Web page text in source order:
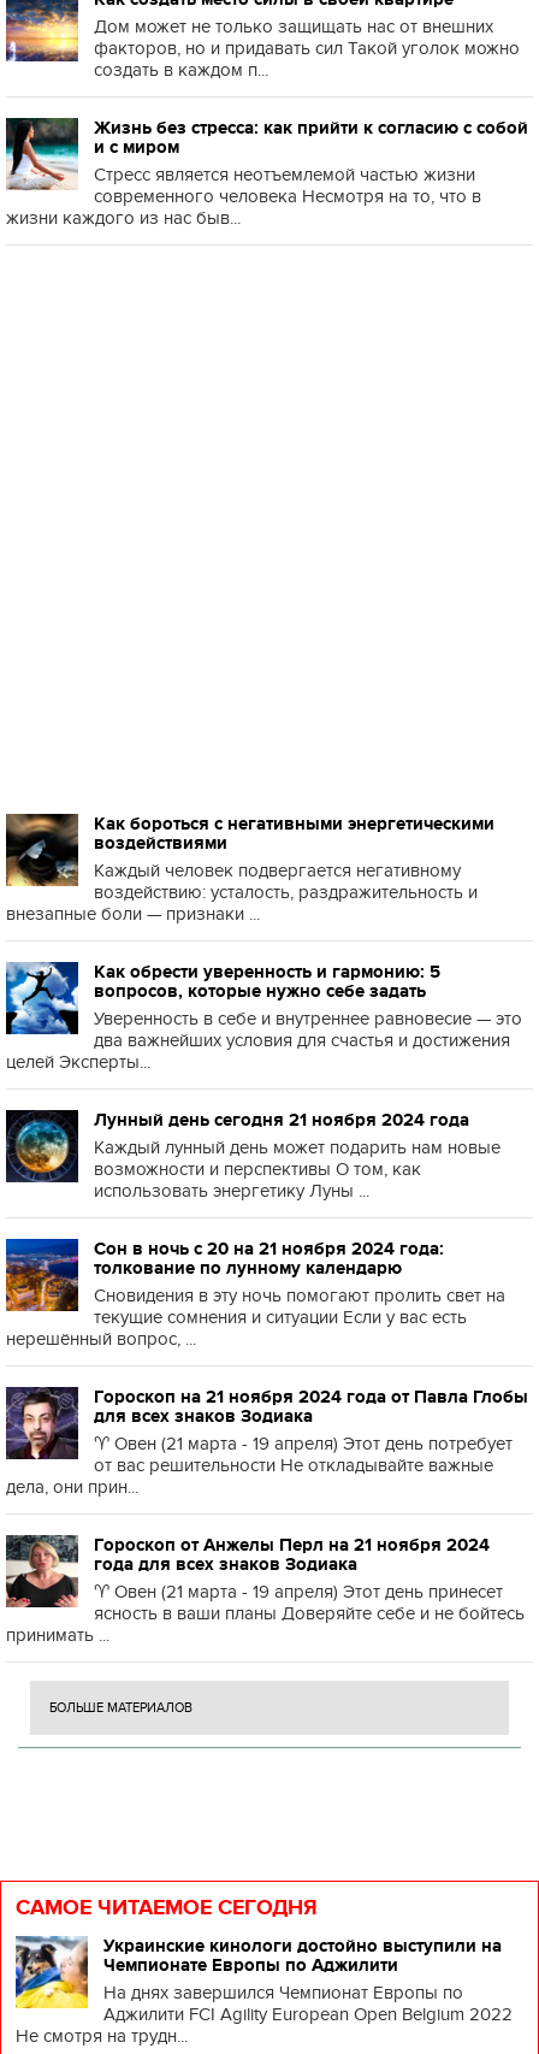
Дом может не только защищать нас от внешних
факторов, но и придавать сил Такой уголок можно
создать в каждом п...
Жизнь без стресса: как прийти к согласию с собой
и с миром
Стресс является неотъемлемой частью жизни
современного человека Несмотря на то, что в
жизни каждого из нас быв...
Как бороться с негативными энергетическими
воздействиями
Каждый человек подвергается негативному
воздействию: усталость, раздражительность и
внезапные боли — признаки ...
Как обрести уверенность и гармонию: 5
вопросов, которые нужно себе задать
Уверенность в себе и внутреннее равновесие — это
два важнейших условия для счастья и достижения
целей Эксперты...
Лунный день сегодня 21 ноября 2024 года
Каждый лунный день может подарить нам новые
возможности и перспективы О том, как
использовать энергетику Луны ...
Сон в ночь с 20 на 21 ноября 2024 года:
толкование по лунному календарю
Сновидения в эту ночь помогают пролить свет на
текущие сомнения и ситуации Если у вас есть
нерешённый вопрос, ...
Гороскоп на 21 ноября 2024 года от Павла Глобы
для всех знаков Зодиака
♈️ Овен (21 марта - 19 апреля) Этот день потребует
от вас решительности Не откладывайте важные
дела, они прин...
Гороскоп от Анжелы Перл на 21 ноября 2024
года для всех знаков Зодиака
♈️ Овен (21 марта - 19 апреля) Этот день принесет
ясность в ваши планы Доверяйте себе и не бойтесь
принимать ...
БОЛЬШЕ МАТЕРИАЛОВ
САМОЕ ЧИТАЕМОЕ СЕГОДНЯ
Украинские кинологи достойно выступили на
Чемпионате Европы по Аджилити
На днях завершился Чемпионат Европы по
Аджилити FCI Agility European Open Belgium 2022
Не смотря на трудн...